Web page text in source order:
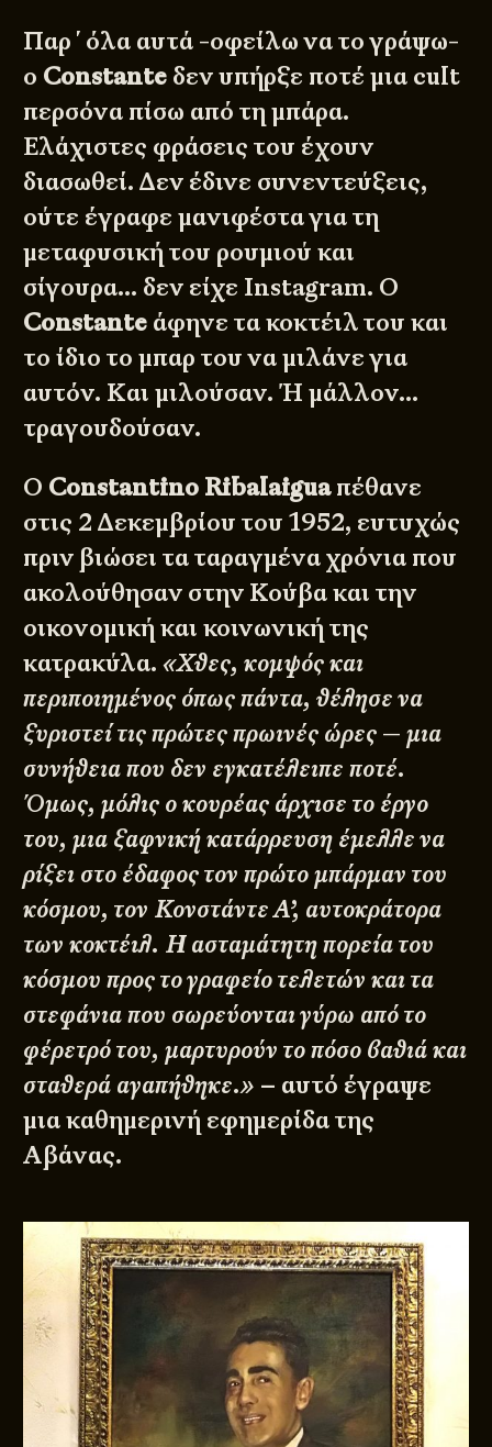
Παρ΄όλα αυτά -οφείλω να το γράψω-
ο Constante δεν υπήρξε ποτέ μια cult
περσόνα πίσω από τη μπάρα.
Ελάχιστες φράσεις του έχουν
διασωθεί. Δεν έδινε συνεντεύξεις,
ούτε έγραφε μανιφέστα για τη
μεταφυσική του ρουμιού και
σίγουρα… δεν είχε Instagram. Ο
Constante άφηνε τα κοκτέιλ του και
το ίδιο το μπαρ του να μιλάνε για
αυτόν. Και μιλούσαν. Ή μάλλον…
τραγουδούσαν.
Ο Constantino Ribalaiguaπέθανε
στις 2 Δεκεμβρίου του 1952, ευτυχώς
πριν βιώσει τα ταραγμένα χρόνια που
ακολούθησαν στην Κούβα και την
οικονομική και κοινωνική της
κατρακύλα.«Χθες, κομψός και
περιποιημένος όπως πάντα, θέλησε να
ξυριστεί τις πρώτες πρωινές ώρες — μια
συνήθεια που δεν εγκατέλειπε ποτέ.
Όμως, μόλις ο κουρέας άρχισε το έργο
του, μια ξαφνική κατάρρευση έμελλε να
ρίξει στο έδαφος τον πρώτο μπάρμαν του
κόσμου, τον Κονστάντε Α’, αυτοκράτορα
των κοκτέιλ. Η ασταμάτητη πορεία του
κόσμου προς το γραφείο τελετών και τα
στεφάνια που σωρεύονται γύρω από το
φέρετρό του, μαρτυρούν το πόσο βαθιά και
σταθερά αγαπήθηκε.» – αυτό έγραψε
μια καθημερινή εφημερίδα της
Αβάνας.